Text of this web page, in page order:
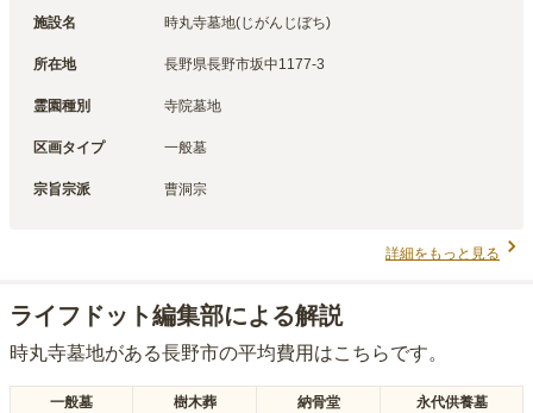
施設名 時丸寺墓地(じがんじぼち)
所在地 長野県長野市坂中1177-3
霊園種別 寺院墓地
区画タイプ 一般墓
宗旨宗派 曹洞宗
詳細をもっと見る
ライフドット編集部による解説
時丸寺墓地がある長野市の平均費用はこちらです。
一般墓 樹木葬 納骨堂 永代供養墓